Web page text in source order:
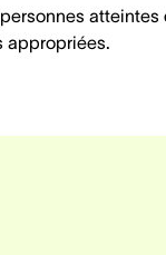
atteintes
appropriées.